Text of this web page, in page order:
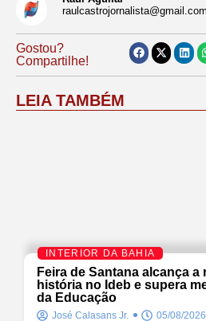
raulcastrojornalista@gmail.com
Gostou?
Compartilhe!
LEIA TAMBÉM
INTERIOR DA BAHIA
Feira de Santana alcança a
história no Ideb e supera
da Educação
José Calasans Jr. 05/08/2026